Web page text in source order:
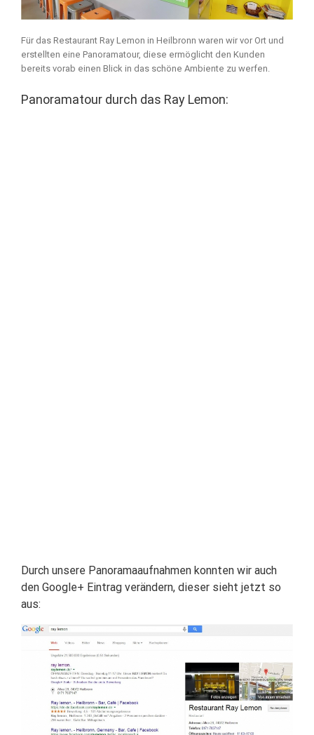
Für das Restaurant Ray Lemon in Heilbronn waren wir vor Ort und
erstellten eine Panoramatour, diese ermöglicht den Kunden
bereits vorab einen Blick in das schöne Ambiente zu werfen.
Panoramatour durch das Ray Lemon:
Durch unsere Panoramaaufnahmen konnten wir auch
den Google+ Eintrag verändern, dieser sieht jetzt so
aus: